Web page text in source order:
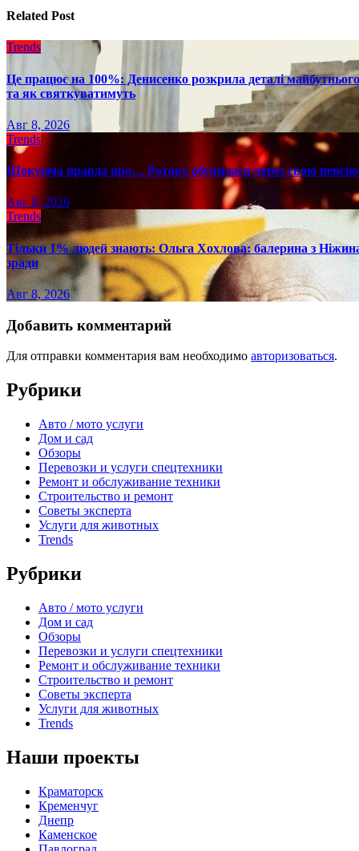
Related Post
Trends
Це працює на 100%: Денисенко розкрила деталі майбутнього
та як святкуватимуть
Авг 8, 2026
Trends
Шокуюча правда про… Ротару обурилася через свою
Авг 8, 2026
Trends
Тільки 1% людей знають: Ольга Хохлова: балерина з
зради
Авг 8, 2026
Добавить комментарий
Для отправки комментария вам необходимо авторизоваться.
Рубрики
Авто / мото услуги
Дом и сад
Обзоры
Перевозки и услуги спецтехники
Ремонт и обслуживание техники
Строительство и ремонт
Советы эксперта
Услуги для животных
Trends
Рубрики
Авто / мото услуги
Дом и сад
Обзоры
Перевозки и услуги спецтехники
Ремонт и обслуживание техники
Строительство и ремонт
Советы эксперта
Услуги для животных
Trends
Наши проекты
Краматорск
Кременчуг
Днепр
Каменское